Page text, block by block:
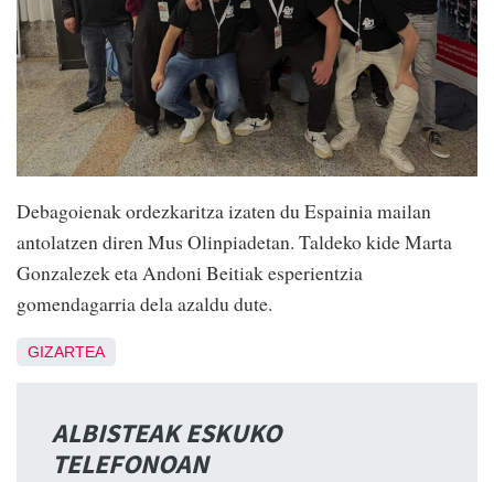
Debagoienak ordezkaritza izaten du Espainia mailan
antolatzen diren Mus Olinpiadetan. Taldeko kide Marta
Gonzalezek eta Andoni Beitiak esperientzia
gomendagarria dela azaldu dute.
GIZARTEA
ALBISTEAK ESKUKO
TELEFONOAN